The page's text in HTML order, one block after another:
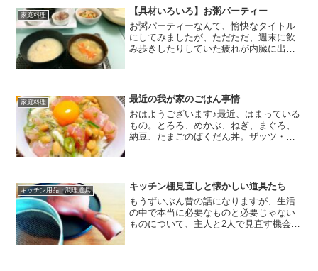
やく少し落ち着いたかな。という感じで
す。今回、引越しするにあ...
家庭料理
【具材いろいろ】お粥パーティー
お粥パーティーなんて、愉快なタイトル
にしてみましたが、ただただ、週末に飲
み歩きしたりしていた疲れが内臓に出て
ろいろ具材を用意して、味...
家庭料理
最近の我が家のごはん事情
おはようございます♪最近、はまっている
もの。とろろ、めかぶ、ねぎ、まぐろ、
納豆、たまごのばくだん丼。ザッツ・ネ
をご家庭で色々アレ...
キッチン用品・調理道具
キッチン棚見直しと懐かしい道具たち
もうずいぶん昔の話になりますが、生活
の中で本当に必要なものと必要じゃない
ものについて、主人と2人で見直す機会を